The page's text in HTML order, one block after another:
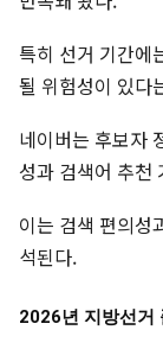
특히 선거 기간에
될 위험성이 있다
네이버는 후보자
성과 검색어 추천
이는 검색 편의성
석된다.
2026년 지방선거